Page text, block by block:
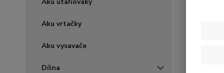
Aku vrtačky
Aku vysavače
Dílna